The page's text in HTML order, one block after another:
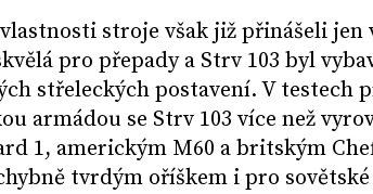
stroje však již přinášeli jen
pro přepady a Strv 103 byl
střeleckých postavení. V testech
armádou se Strv 103 více než
1, americkým M60 a britským
tvrdým oříškem i pro